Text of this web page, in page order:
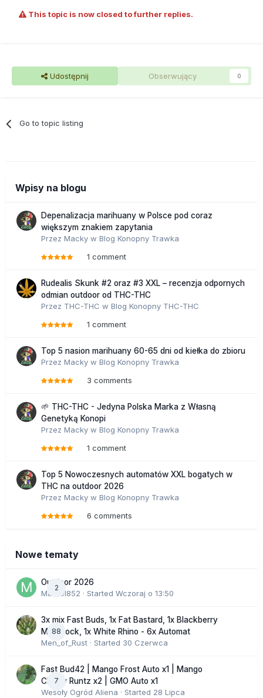
This topic is now closed to further replies.
Udostępnij Obserwujący 0
Go to topic listing
Wpisy na blogu
Depenalizacja marihuany w Polsce pod coraz
większym znakiem zapytania
Przez Macky w Blog Konopny Trawka
1 comment
Rudealis Skunk #2 oraz #3 XXL – recenzja odpornych
odmian outdoor od THC-THC
Przez THC-THC w Blog Konopny THC-THC
1 comment
Top 5 nasion marihuany 60-65 dni od kiełka do zbioru
Przez Macky w Blog Konopny Trawka
3 comments
🌱 THC-THC - Jedyna Polska Marka z Własną
Genetyką Konopi
Przez Macky w Blog Konopny Trawka
1 comment
Top 5 Nowoczesnych automatów XXL bogatych w
THC na outdoor 2026
Przez Macky w Blog Konopny Trawka
6 comments
Nowe tematy
2
Outdoor 2026
Marcel852 · Started Wczoraj o 13:50
88
3x mix Fast Buds, 1x Fat Bastard, 1x Blackberry
Moonrock, 1x White Rhino - 6x Automat
Men_of_Rust · Started 30 Czerwca
7
Fast Bud42 | Mango Frost Auto x1 | Mango
Cherry Runtz x2 | GMO Auto x1
Wesoły Ogród Aliena · Started 28 Lipca